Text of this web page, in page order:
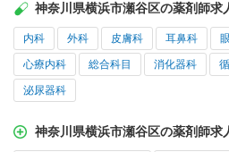
神奈川県横浜市瀬谷区の薬剤師求
内科 外科 皮膚科 耳鼻科
心療内科 総合科目 消化器科
泌尿器科
神奈川県横浜市瀬谷区の薬剤師求